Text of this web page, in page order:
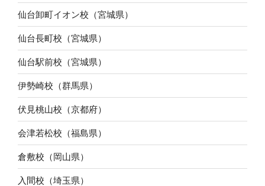
仙台卸町イオン校（宮城県）
仙台長町校（宮城県）
仙台駅前校（宮城県）
伊勢崎校（群馬県）
伏見桃山校（京都府）
会津若松校（福島県）
倉敷校（岡山県）
入間校（埼玉県）